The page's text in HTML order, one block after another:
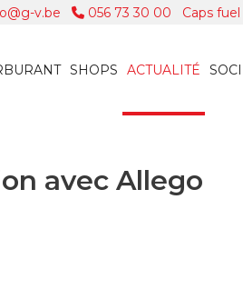
v.be 056 73 30 00 Caps
SHOPS ACTUALITÉ
avec Allego